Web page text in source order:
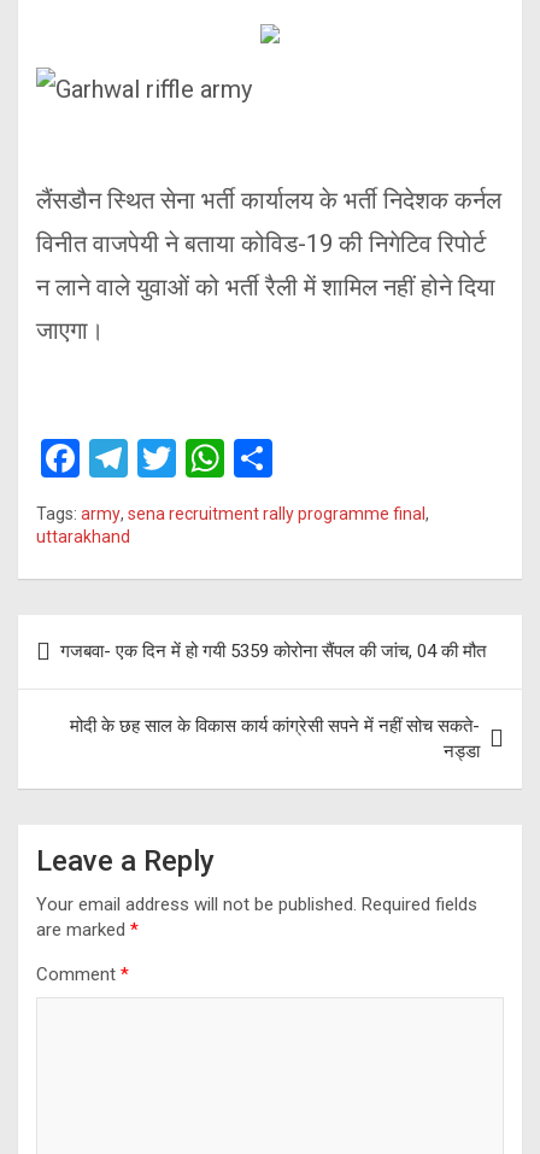
लैंसडौन स्थित सेना भर्ती कार्यालय के भर्ती निदेशक कर्नल
विनीत वाजपेयी ने बताया कोविड-19 की निगेटिव रिपोर्ट
न लाने वाले युवाओं को भर्ती रैली में शामिल नहीं होने दिया
जाएगा।
F
ce
b
o
k
T
e
gr
m
T
wi
tt
er
W
at
s
p
p
h
ar
e
Tags: army, sena recruitment rally programme final ,
uttarakhand
navigation
गजबवा- एक दिन में हो गयी 5359 कोरोना सैंपल की जांच, 04 की मौत
मोदी के छह साल के विकास कार्य कांग्रेसी सपने में नहीं सोच सकते-
नड्डा
Leave a Reply
Your email address will not be published. Required fields
are marked *
Comment *